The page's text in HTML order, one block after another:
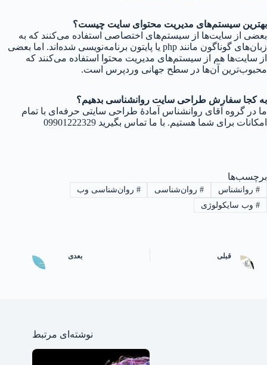
بهترین سیستم‌های مدیریت محتوای سایت چیست؟
بعضی از سایت‌ها از سیستم‌های اختصاصی استفاده می‌کنند که به
زبان‌های گوناگون مانند php یا پایتون برنامه‌نویسی شده‌اند. اما بعضی
از سایت‌ها هم از سیستم‌های مدیریت محتوا استفاده می‌کنند که
محبوب‌ترین آن‌ها در سطح جهانی وردپرس است.
به کجا سفارش طراحی سایت روانشناسی بدهیم؟
ما در گروه آقای روانشناس آمادهٔ طراحی سایتی حرفه‌ای با تمام
امکانات برای شما هستیم. با ما تماس بگیرید 09901222329
برچسب‌ها
#روانشناس #روان‌شناسی # روان‌شناسی وب
#وب سایکولوژی
قبلی بعدی
نوشته‌ای مرتبط